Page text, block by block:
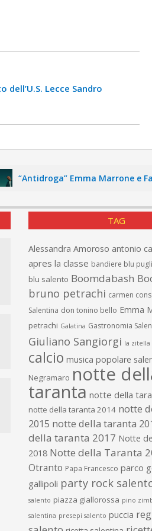
Lecce Sandro
Emma Marrone e Fabri
TAG
Alessandra Amoroso antonio
apres la classe bandiere blu
blu salento Boomdabash
bruno petrachi carmen
Salentina don tonino bello Emma
petrachi Galatina Gastronomia
Giuliano Sangiorgi la zitella
calcio musica popolare
Negramaro notte
taranta notte della
notte della taranta 2014 notte
2015 notte della taranta
della taranta 2017 Notte
2018 Notte della Taranta
Otranto Papa Francesco parco
gallipoli party rock
salento piazza giallorossa pino
salentina presepi salento puccia